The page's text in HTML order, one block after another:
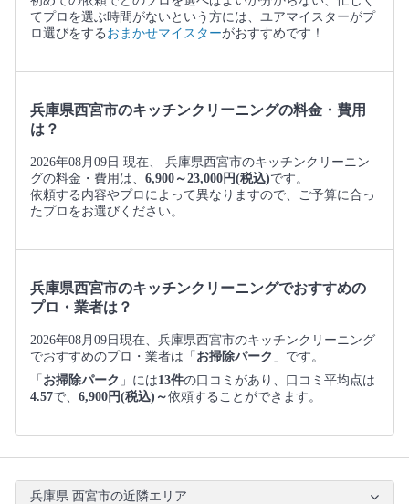
てプロを選ぶ時間がないという方には、ユアマイスターがプ
ロ選びをする おまかせマイスターがおすすめです！
兵庫県西宮市のキッチンクリーニングの料金・費用
は？
2026年08月09日 現在、 兵庫県西宮市のキッチンクリーニン
グの料金・費用は、 6,900～23,000円(税込)です。
依頼する内容やプロによって異なりますので、ご予算に合っ
たプロをお選びください。
兵庫県西宮市のキッチンクリーニングでおすすめの
プロ・業者は？
2026年08月09日現在、兵庫県西宮市のキッチンクリーニング
でおすすめのプロ・業者は「 お掃除パーク 」です。
「 お掃除パーク 」には13件の口コミがあり、口コミ平均点は
4.57で、 6,900円(税込)～依頼することができます。
兵庫県 西宮市の近隣エリア